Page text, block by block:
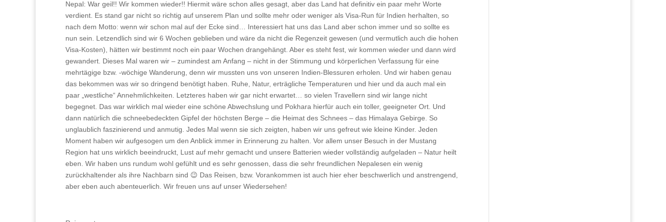
Nepal: War geil!! Wir kommen wieder!! Hiermit wäre schon alles gesagt, aber das Land hat definitiv ein paar mehr Worte
verdient. Es stand gar nicht so richtig auf unserem Plan und sollte mehr oder weniger als Visa-Run für Indien herhalten, so
nach dem Motto: wenn wir schon mal auf der Ecke sind… Interessiert hat uns das Land aber schon immer und so sollte es
nun sein. Letzendlich sind wir 6 Wochen geblieben und wäre da nicht die Regenzeit gewesen (und vermutlich auch die hohen
Visa-Kosten), hätten wir bestimmt noch ein paar Wochen drangehängt. Aber es steht fest, wir kommen wieder und dann wird
gewandert. Dieses Mal waren wir – zumindest am Anfang – nicht in der Stimmung und körperlichen Verfassung für eine
mehrtägige bzw. -wöchige Wanderung, denn wir mussten uns von unseren Indien-Blessuren erholen. Und wir haben genau
das bekommen was wir so dringend benötigt haben. Ruhe, Natur, erträgliche Temperaturen und hier und da auch mal ein
paar „westliche“ Annehmlichkeiten. Letzteres haben wir gar nicht erwartet… so vielen Travellern sind wir lange nicht
begegnet. Das war wirklich mal wieder eine schöne Abwechslung und Pokhara hierfür auch ein toller, geeigneter Ort. Und
dann natürlich die schneebedeckten Gipfel der höchsten Berge – die Heimat des Schnees – das Himalaya Gebirge. So
unglaublich faszinierend und anmutig. Jedes Mal wenn sie sich zeigten, haben wir uns gefreut wie kleine Kinder. Jeden
Moment haben wir aufgesogen um den Anblick immer in Erinnerung zu halten. Vor allem unser Besuch in der Mustang
Region hat uns wirklich beeindruckt, Lust auf mehr gemacht und unsere Batterien wieder vollständig aufgeladen – Natur heilt
eben. Wir haben uns rundum wohl gefühlt und es sehr genossen, dass die sehr freundlichen Nepalesen ein wenig
zurückhaltender als ihre Nachbarn sind 😉 Das Reisen, bzw. Vorankommen ist auch hier eher beschwerlich und anstrengend,
aber eben auch abenteuerlich. Wir freuen uns auf unser Wiedersehen!